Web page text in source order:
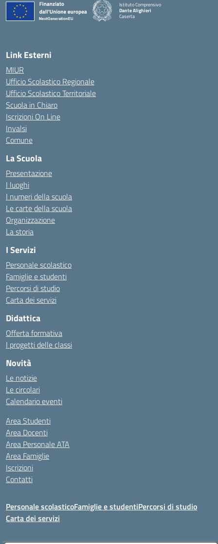
Istituto Comprensivo
Dante Alighieri
Caserta
Link Esterni
MIUR
Ufficio Scolastico Regionale
Ufficio Scolastico Territoriale
Scuola in Chiaro
Iscrizioni On Line
Invalsi
Comune
La Scuola
Presentazione
I luoghi
I numeri della scuola
Le carte della scuola
Organizzazione
La storia
I Servizi
Personale scolastico
Famiglie e studenti
Percorsi di studio
Carta dei servizi
Didattica
Offerta formativa
I progetti delle classi
Novità
Le notizie
Le circolari
Calendario eventi
Area Studenti
Area Docenti
Area Personale ATA
Area Famiglie
Iscrizioni
Contatti
Personale scolasticoFamiglie e studentiPercorsi di studio
Carta dei servizi